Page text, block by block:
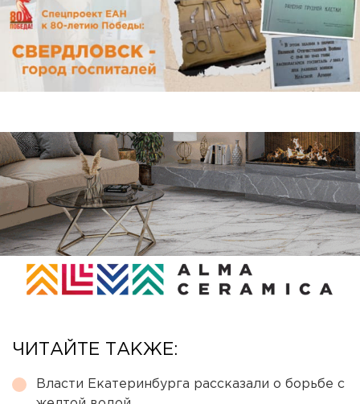
ЧИТАЙТЕ ТАКЖЕ:
Власти Екатеринбурга рассказали о борьбе с